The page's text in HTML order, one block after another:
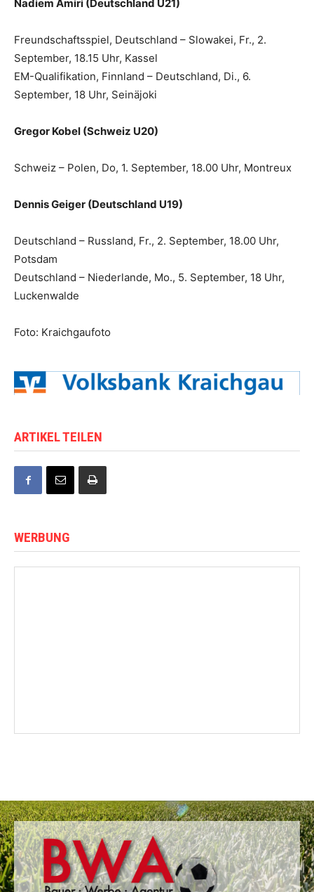
Nadiem Amiri (Deutschland U21)
Freundschaftsspiel, Deutschland – Slowakei, Fr., 2.
September, 18.15 Uhr, Kassel
EM-Qualifikation, Finnland – Deutschland, Di., 6.
September, 18 Uhr, Seinäjoki
Gregor Kobel (Schweiz U20)
Schweiz – Polen, Do, 1. September, 18.00 Uhr, Montreux
Dennis Geiger (Deutschland U19)
Deutschland – Russland, Fr., 2. September, 18.00 Uhr,
Potsdam
Deutschland – Niederlande, Mo., 5. September, 18 Uhr,
Luckenwalde
Foto: Kraichgaufoto
ARTIKEL TEILEN
WERBUNG